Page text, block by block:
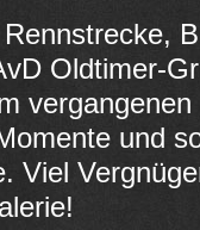
Oldtimer-
und
Viel